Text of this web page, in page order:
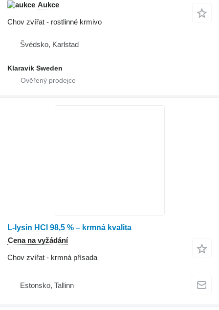
Aukce
Chov zvířat - rostlinné krmivo
Švédsko, Karlstad
Klaravik Sweden
L-lysin HCl 98,5 % – krmná kvalita
Cena na vyžádání
Chov zvířat - krmná přísada
Estonsko, Tallinn